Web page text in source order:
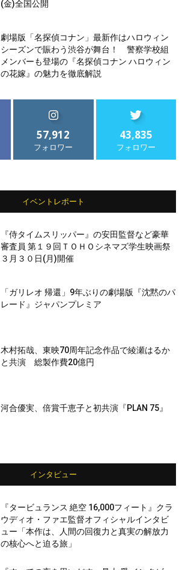
(金)全国公開
劇場版「名探偵コナン」最新作はハロウィン
シーズンで賑わう渋谷が舞台！ 警察学校組
メンバーも登場の『名探偵コナン ハロウィン
の花嫁』の魅力を徹底解説
57,912
フォロワー
43,835
フォロワー
イベントレポート
『侍タイムスリッパー』の安田監督など豪華
審査員 第１９回ＴＯＨＯシネマズ学生映画祭
３月３０日(月)開催
「ガリレオ 帰還」9年ぶりの劇場版『沈黙のパ
レード』ジャパンプレミア
木村拓哉、東映70周年記念作品で綾瀬はるか
と共演 総製作費20億円
河合優実、倍賞千恵子と初共演『PLAN 75』
インタビュー
『タービュランス 絶空 16,000フィート』クラ
ウディオ・ファエ監督オフィシャルインタビ
ュー「本作は、人間の回復力と真実の解放力
の核心へと迫る旅」